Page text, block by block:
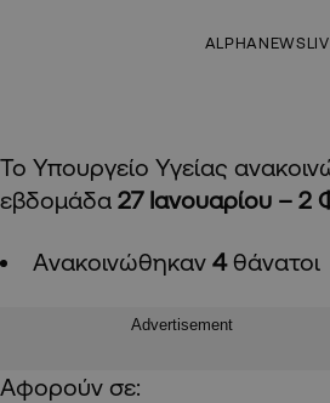
Το Υπουργείο Υγείας
εβδομάδα 27 Ιανουαρίου –
Aνακοινώθηκαν 4θάνατοι
Advertisement
Αφορούν σε: